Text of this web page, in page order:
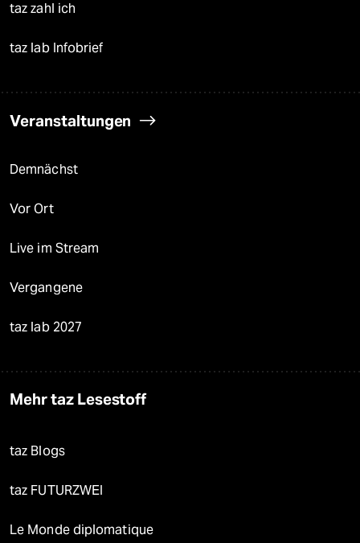
taz zahl ich
taz lab Infobrief
Veranstaltungen
Demnächst
Vor Ort
Live im Stream
Vergangene
taz lab 2027
Mehr taz Lesestoff
taz Blogs
taz FUTURZWEI
Le Monde diplomatique